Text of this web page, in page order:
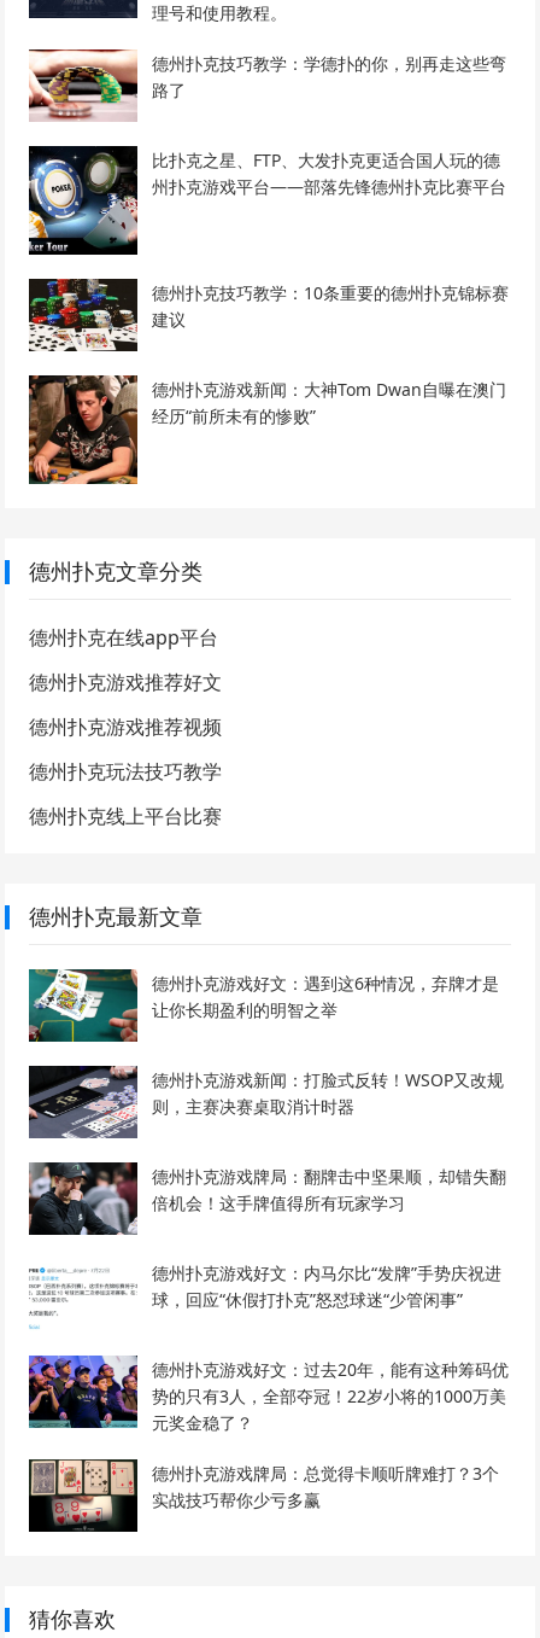
理号和使用教程。
德州扑克技巧教学：学德扑的你，别再走这些弯
路了
比扑克之星、FTP、大发扑克更适合国人玩的德
州扑克游戏平台——部落先锋德州扑克比赛平台
德州扑克技巧教学：10条重要的德州扑克锦标赛
建议
德州扑克游戏新闻：大神Tom Dwan自曝在澳门
经历“前所未有的惨败”
德州扑克文章分类
德州扑克在线app平台
德州扑克游戏推荐好文
德州扑克游戏推荐视频
德州扑克玩法技巧教学
德州扑克线上平台比赛
德州扑克最新文章
德州扑克游戏好文：遇到这6种情况，弃牌才是
让你长期盈利的明智之举
德州扑克游戏新闻：打脸式反转！WSOP又改规
则，主赛决赛桌取消计时器
德州扑克游戏牌局：翻牌击中坚果顺，却错失翻
倍机会！这手牌值得所有玩家学习
德州扑克游戏好文：内马尔比“发牌”手势庆祝进
球，回应“休假打扑克”怒怼球迷“少管闲事”
德州扑克游戏好文：过去20年，能有这种筹码优
势的只有3人，全部夺冠！22岁小将的1000万美
元奖金稳了？
德州扑克游戏牌局：总觉得卡顺听牌难打？3个
实战技巧帮你少亏多赢
猜你喜欢